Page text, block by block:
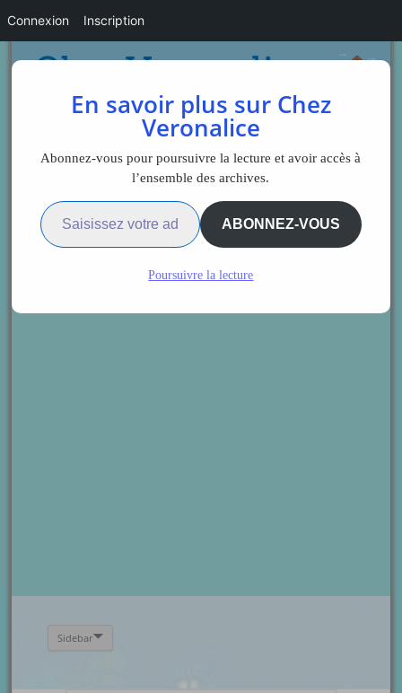
Sidebar
En savoir plus sur Chez
Veronalice
Abonnez-vous pour poursuivre la lecture et avoir accès à
l’ensemble des archives.
Saisissez votre adresse e-mail…
ABONNEZ-VOUS
Poursuivre la lecture
Connexion Inscription